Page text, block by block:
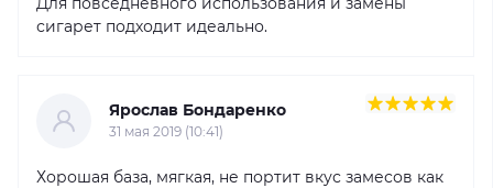
сигарет подходит идеально.
Ярослав Бондаренко
31 мая 2019 (10:41)
Хорошая база, мягкая, не портит вкус замесов как